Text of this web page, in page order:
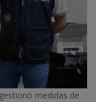
medidas de